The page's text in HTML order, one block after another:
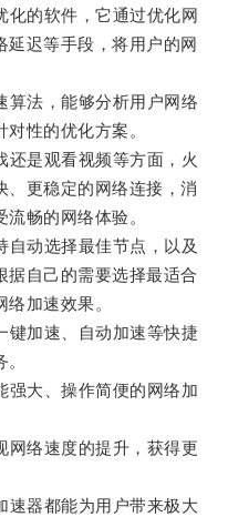
的软件，它通过优化网
延迟等手段，将用户的网
法，能够分析用户网络
性的优化方案。
是观看视频等方面，火
、更稳定的网络连接，消
畅的网络体验。
动选择最佳节点，以及
据自己的需要选择最适合
加速效果。
加速、自动加速等快捷
大、操作简便的网络加
络速度的提升，获得更
器都能为用户带来极大